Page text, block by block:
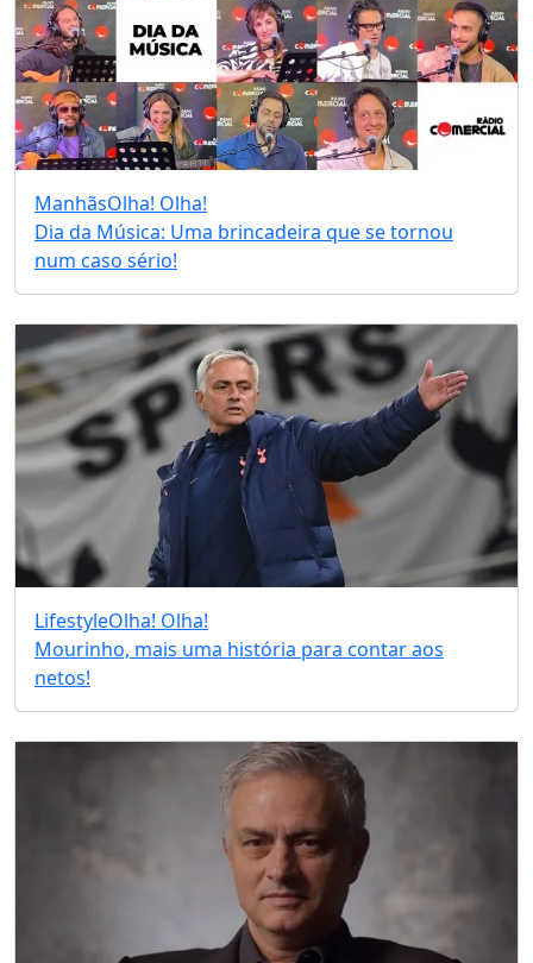
ManhãsOlha! Olha!
Dia da Música: Uma brincadeira que se tornou
num caso sério!
LifestyleOlha! Olha!
Mourinho, mais uma história para contar aos
netos!